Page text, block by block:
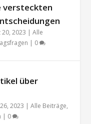
versteckten
20, 2023 |Alle
| 0
über
2023 |Alle Beiträge,
| 0